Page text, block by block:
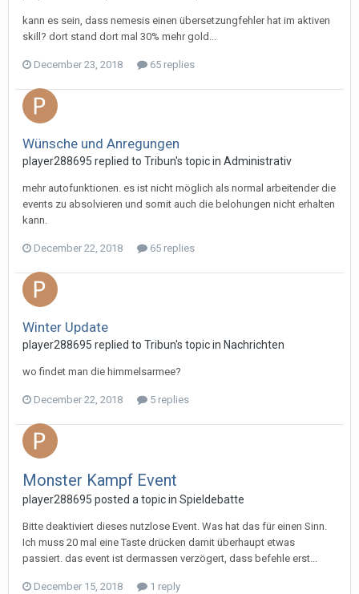
kann es sein, dass nemesis einen übersetzungfehler hat im aktiven
skill? dort stand dort mal 30% mehr gold...
December 23, 2018 65 replies
Wünsche und Anregungen
player288695 replied to Tribun's topic in Administrativ
mehr autofunktionen. es ist nicht möglich als normal arbeitender die
events zu absolvieren und somit auch die belohungen nicht erhalten
kann.
December 22, 2018 65 replies
Winter Update
player288695 replied to Tribun's topic in Nachrichten
wo findet man die himmelsarmee?
December 22, 2018 5 replies
Monster Kampf Event
player288695 posted a topic in Spieldebatte
Bitte deaktiviert dieses nutzlose Event. Was hat das für einen Sinn.
Ich muss 20 mal eine Taste drücken damit überhaupt etwas
passiert. das event ist dermassen verzögert, dass befehle erst...
December 15, 2018 1 reply